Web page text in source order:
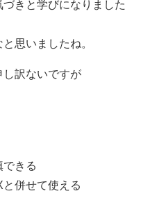
きと学びになりました
思いましたね。
し訳ないですが
できる
併せて使える